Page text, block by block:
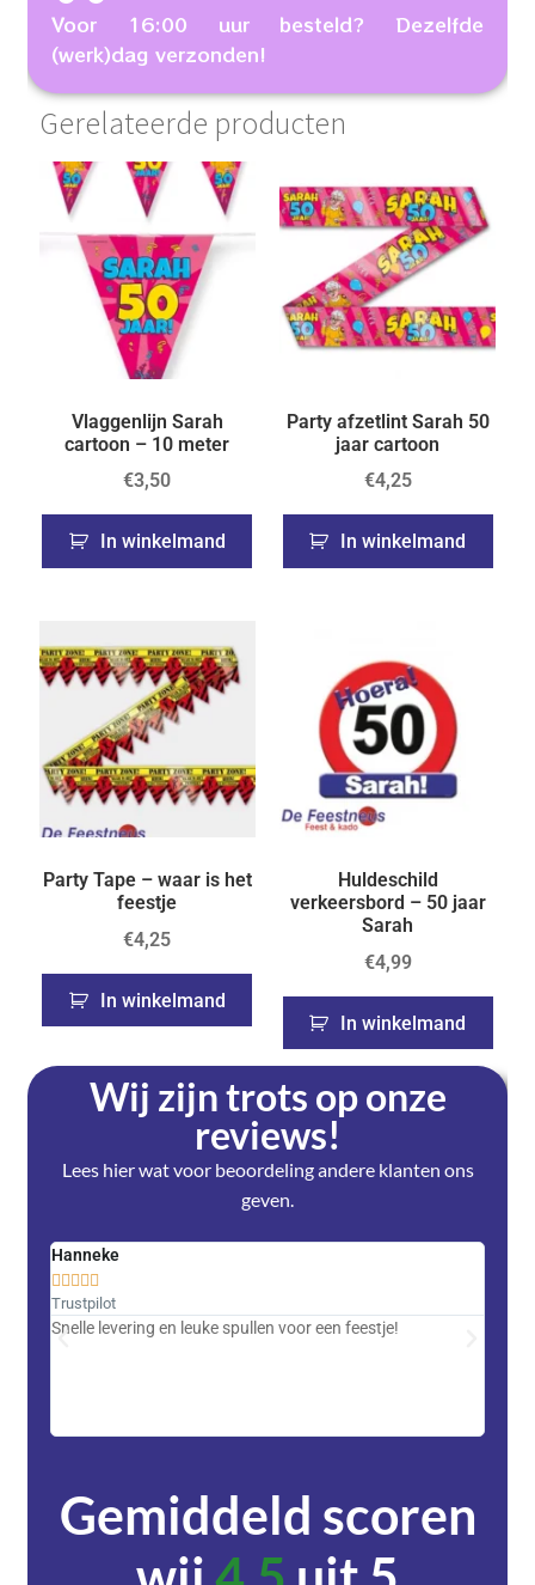
Voor 16:00 uur besteld? Dezelfde
(werk)dag verzonden!
Gerelateerde producten
Vlaggenlijn Sarah
cartoon – 10 meter
€3,50
In winkelmand
Party afzetlint Sarah 50
jaar cartoon
€4,25
In winkelmand
Party Tape – waar is het
feestje
€4,25
In winkelmand
Huldeschild
verkeersbord – 50 jaar
Sarah
€4,99
In winkelmand
Wij zijn trots op onze
reviews!
Lees hier wat voor beoordeling andere klanten ons
geven.
Hanneke
    
Trustpilot
Snelle levering en leuke spullen voor een feestje!
Gemiddeld scoren